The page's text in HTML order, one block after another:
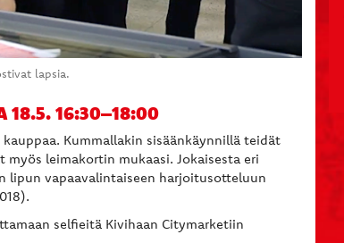
lapsia.
18.5. 16:30–18:00
Kummallakin sisäänkäynnillä teidät
leimakortin mukaasi. Jokaisesta eri
lipun vapaavalintaiseen harjoitusotteluun
selfieitä Kivihaan Citymarketiin